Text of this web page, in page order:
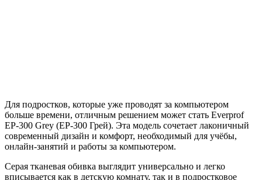
Для подростков, которые уже проводят за компьютером
больше времени, отличным решением может стать Everprof
EP-300 Grey (EP-300 Грей). Эта модель сочетает лаконичный
современный дизайн и комфорт, необходимый для учёбы,
онлайн-занятий и работы за компьютером.
Серая тканевая обивка выглядит универсально и легко
вписывается как в детскую комнату, так и в подростковое